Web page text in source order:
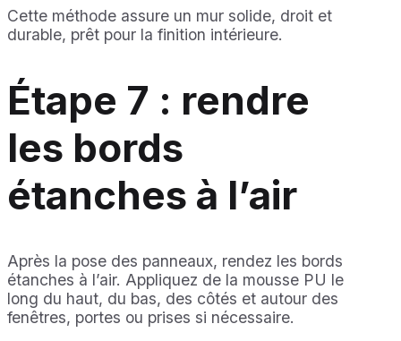
Cette méthode assure un mur solide, droit et
durable, prêt pour la finition intérieure.
Étape 7 : rendre
les bords
étanches à l’air
Après la pose des panneaux, rendez les bords
étanches à l’air. Appliquez de la mousse PU le
long du haut, du bas, des côtés et autour des
fenêtres, portes ou prises si nécessaire.